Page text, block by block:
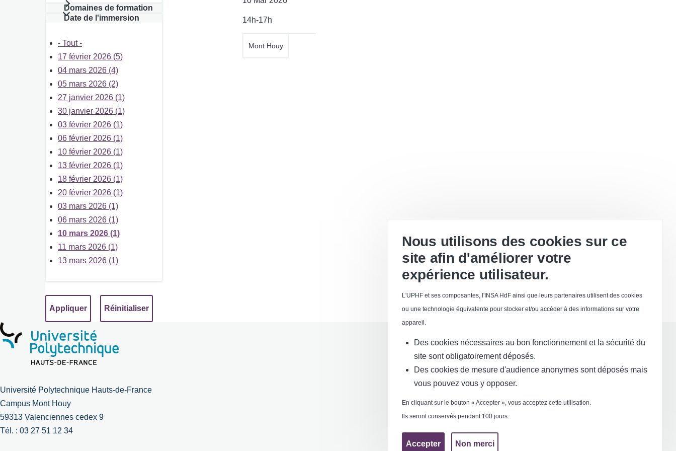
Domaines de formation
Date de l'immersion
- Tout -
17 février 2026 (5)
04 mars 2026 (4)
05 mars 2026 (2)
27 janvier 2026 (1)
30 janvier 2026 (1)
03 février 2026 (1)
06 février 2026 (1)
10 février 2026 (1)
13 février 2026 (1)
18 février 2026 (1)
20 février 2026 (1)
03 mars 2026 (1)
06 mars 2026 (1)
10 mars 2026 (1)
11 mars 2026 (1)
13 mars 2026 (1)
14h-17h
Mont Houy
Université Polytechnique Hauts-de-France
Campus Mont Houy
59313 Valenciennes cedex 9
Tél. : 03 27 51 12 34
Mentions légales et crédits
Requête d'amélioration
Nous utilisons des cookies sur ce
site afin d'améliorer votre
expérience utilisateur.
L'UPHF et ses composantes, l'INSA HdF ainsi que leurs partenaires utilisent des cookies
ou une technologie équivalente pour stocker et/ou accéder à des informations sur votre
appareil.
Des cookies nécessaires au bon fonctionnement et la sécurité du
site sont obligatoirement déposés.
Des cookies de mesure d'audience anonymes sont déposés mais
vous pouvez vous y opposer.
En cliquant sur le bouton « Accepter », vous acceptez cette utilisation.
Ils seront conservés pendant 100 jours.
Accepter Non merci